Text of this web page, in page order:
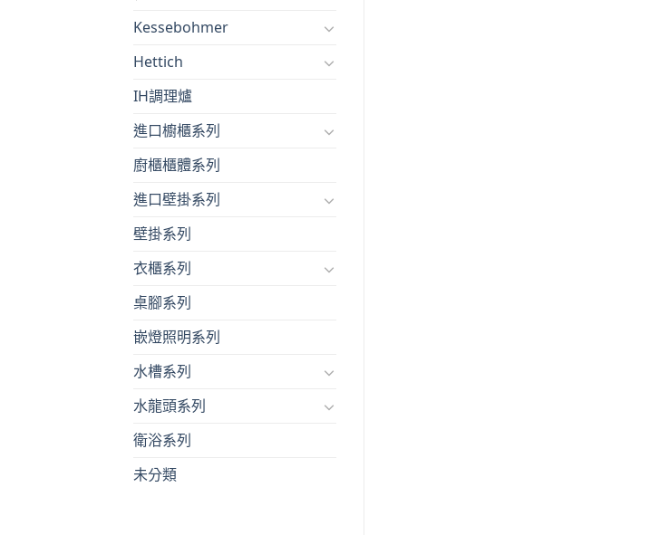
Kessebohmer
Hettich
IH調理爐
進口櫥櫃系列
廚櫃櫃體系列
進口壁掛系列
壁掛系列
衣櫃系列
桌腳系列
嵌燈照明系列
水槽系列
水龍頭系列
衛浴系列
未分類